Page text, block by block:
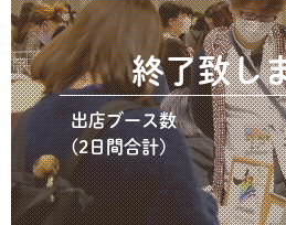
終了致し
出店ブース数
(2日間合計)